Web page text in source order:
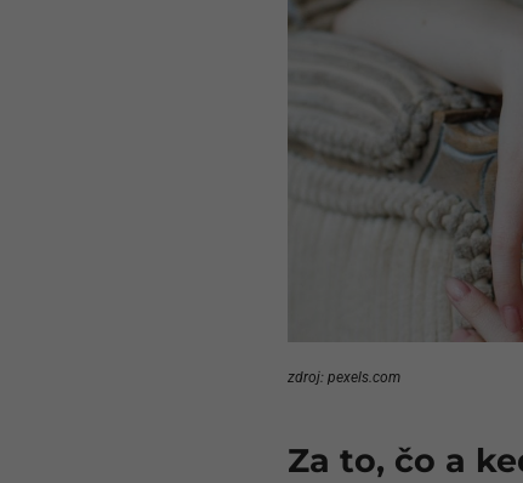
zdroj: pexels.com
Za to, čo a